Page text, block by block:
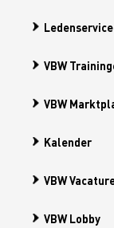
Ledenservice
VBW
VBW
Kalender
VBW
VBW Lobby